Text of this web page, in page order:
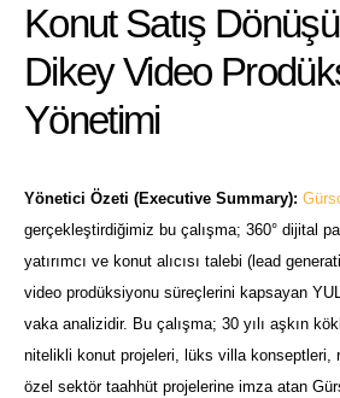
Konut Satış
Dikey Video
Yönetimi
Yönetici Özeti (Executive Summary):
gerçekleştirdiğimiz bu çalışma; 360° dijital
yatırımcı ve konut alıcısı talebi (lead
video prodüksiyonu süreçlerini kapsayan
vaka analizidir. Bu çalışma; 30 yılı aşkın
nitelikli konut projeleri, lüks villa konseptleri,
özel sektör taahhüt projelerine imza atan